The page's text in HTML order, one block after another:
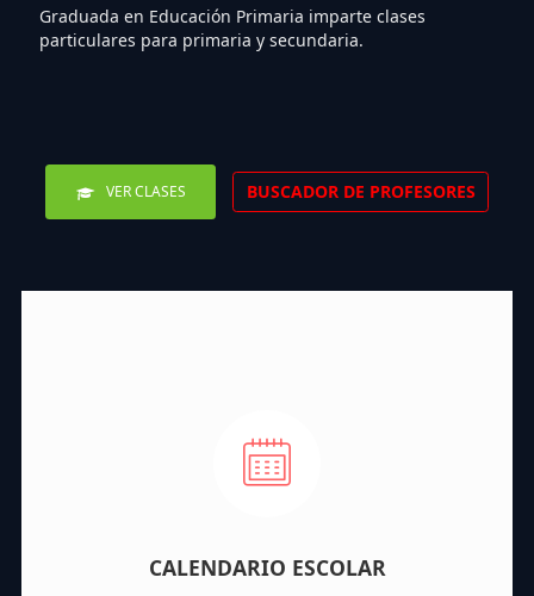
Graduada en Educación Primaria imparte clases
particulares para primaria y secundaria.
VER CLASES BUSCADOR DE PROFESORES
CALENDARIO ESCOLAR